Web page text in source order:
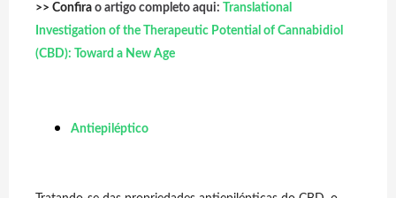
>> Confira o artigo completo aqui: Translational
Investigation of the Therapeutic Potential of Cannabidiol
(CBD): Toward a New Age
Antiepiléptico